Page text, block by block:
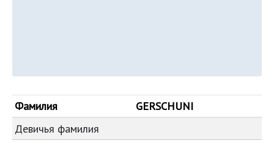
Фамилия
GERSCHUNI
Девичья фамилия